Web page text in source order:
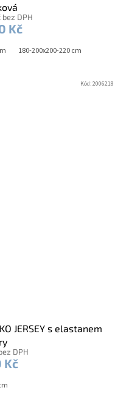
bez DPH
Kč
180-200x200-220 cm
JERSEY s elastanem
DPH
Kč
Kód:2006218